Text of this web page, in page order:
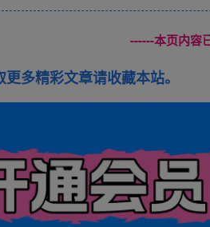
------本页内容
多精彩文章请收藏本站。